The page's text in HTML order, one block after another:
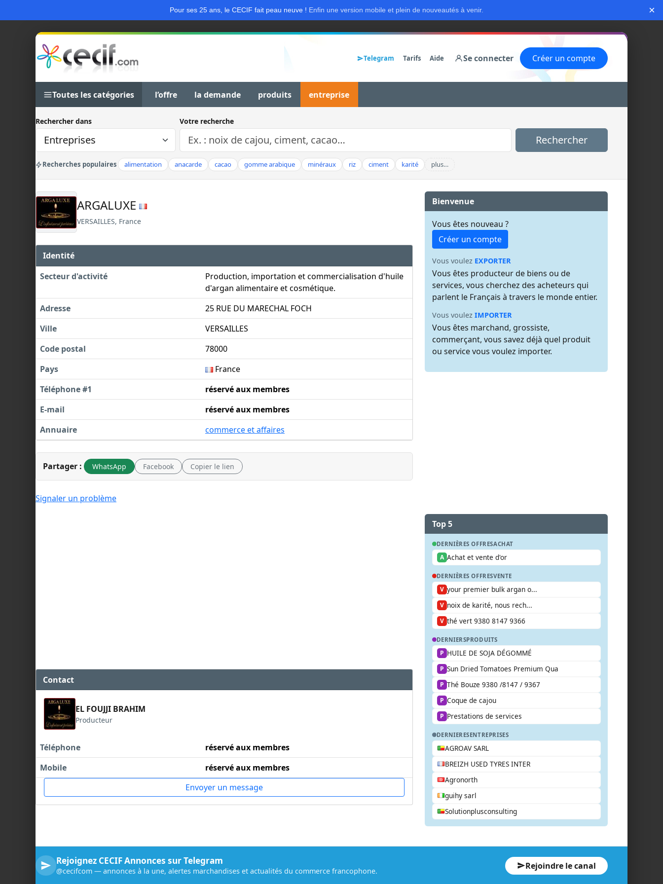
Pour ses 25 ans, le CECIF fait peau neuve ! Enfin une version mobile et plein de nouveautés à venir. ×
Telegram Tarifs Aide Se connecter Créer un compte
Toutes les catégories l’offre la demande produits entreprise
Rechercher dans Votre recherche
Rechercher
Recherches populaires alimentation anacarde cacao gomme arabique minéraux riz ciment karité plus…
ARGALUXE
VERSAILLES, France
Identité
Secteur d'activité
Production, importation et commercialisation d'huile
d'argan alimentaire et cosmétique.
Adresse
25 RUE DU MARECHAL FOCH
Ville
VERSAILLES
Code postal
78000
Pays
France
Téléphone #1
réservé aux membres
E-mail
réservé aux membres
Annuaire
commerce et affaires
Partager : WhatsApp Facebook Copier le lien
Signaler un problème
Contact
EL FOUJJI BRAHIM
Producteur
Téléphone
réservé aux membres
Mobile
réservé aux membres
Envoyer un message
Bienvenue
Vous êtes nouveau ?
Créer un compte
Vous voulez EXPORTER
Vous êtes producteur de biens ou de
services, vous cherchez des acheteurs qui
parlent le Français à travers le monde entier.
Vous voulez IMPORTER
Vous êtes marchand, grossiste,
commerçant, vous savez déjà quel produit
ou service vous voulez importer.
Top 5
DERNIÈRES OFFRESACHAT
A Achat et vente d'or
DERNIÈRES OFFRESVENTE
V your premier bulk argan o...
V noix de karité, nous rech...
V thé vert 9380 8147 9366
DERNIERSPRODUITS
P HUILE DE SOJA DÉGOMMÉ
P Sun Dried Tomatoes Premium Qua
P Thé Bouze 9380 /8147 / 9367
P Coque de cajou
P Prestations de services
DERNIERESENTREPRISES
AGROAV SARL
BREIZH USED TYRES INTER
Agronorth
guihy sarl
Solutionplusconsulting
Rejoignez CECIF Annonces sur Telegram
@cecifcom — annonces à la une, alertes marchandises et actualités du commerce francophone. Rejoindre le canal